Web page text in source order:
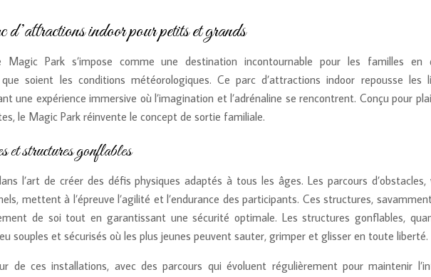
indoor pour petits et grands
Park s’impose comme une destination incontournable pour les familles en
soient les conditions météorologiques. Ce parc d’attractions indoor repousse les
une expérience immersive où l’imagination et l’adrénaline se rencontrent. Conçu pour
le Magic Park réinvente le concept de sortie familiale.
et structures gonflables
l’art de créer des défis physiques adaptés à tous les âges. Les parcours d’obstacles,
mettent à l’épreuve l’agilité et l’endurance des participants. Ces structures,
de soi tout en garantissant une sécurité optimale. Les structures gonflables,
souples et sécurisés où les plus jeunes peuvent sauter, grimper et glisser en toute liberté.
de ces installations, avec des parcours qui évoluent régulièrement pour maintenir